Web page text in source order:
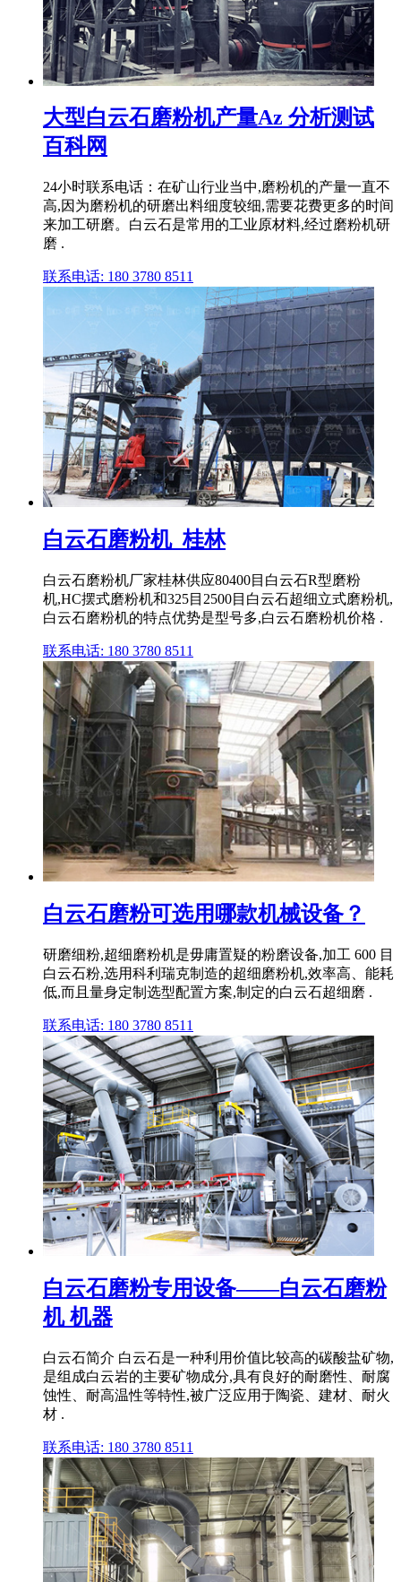
大型白云石磨粉机产量Az 分析测试
百科网
24小时联系电话：在矿山行业当中,磨粉机的产量一直不
高,因为磨粉机的研磨出料细度较细,需要花费更多的时间
来加工研磨。白云石是常用的工业原材料,经过磨粉机研
磨 .
联系电话: 180 3780 8511
白云石磨粉机_桂林
白云石磨粉机厂家桂林供应80400目白云石R型磨粉
机,HC摆式磨粉机和325目2500目白云石超细立式磨粉机,
白云石磨粉机的特点优势是型号多,白云石磨粉机价格 .
联系电话: 180 3780 8511
白云石磨粉可选用哪款机械设备？
研磨细粉,超细磨粉机是毋庸置疑的粉磨设备,加工 600 目
白云石粉,选用科利瑞克制造的超细磨粉机,效率高、能耗
低,而且量身定制选型配置方案,制定的白云石超细磨 .
联系电话: 180 3780 8511
白云石磨粉专用设备——白云石磨粉
机 机器
白云石简介 白云石是一种利用价值比较高的碳酸盐矿物,
是组成白云岩的主要矿物成分,具有良好的耐磨性、耐腐
蚀性、耐高温性等特性,被广泛应用于陶瓷、建材、耐火
材 .
联系电话: 180 3780 8511